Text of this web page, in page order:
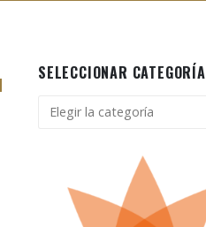
SELECCIONAR CATEGORÍA
Seleccionar
categoría